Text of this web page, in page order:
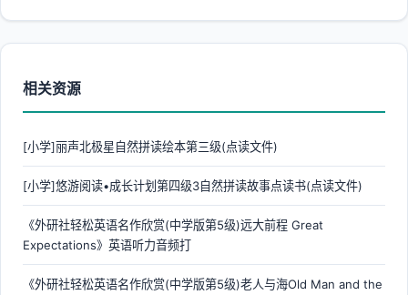
相关资源
[小学]丽声北极星自然拼读绘本第三级(点读文件)
[小学]悠游阅读•成长计划第四级3自然拼读故事点读书(点读文件)
《外研社轻松英语名作欣赏(中学版第5级)远大前程 Great
Expectations》英语听力音频打
《外研社轻松英语名作欣赏(中学版第5级)老人与海Old Man and the